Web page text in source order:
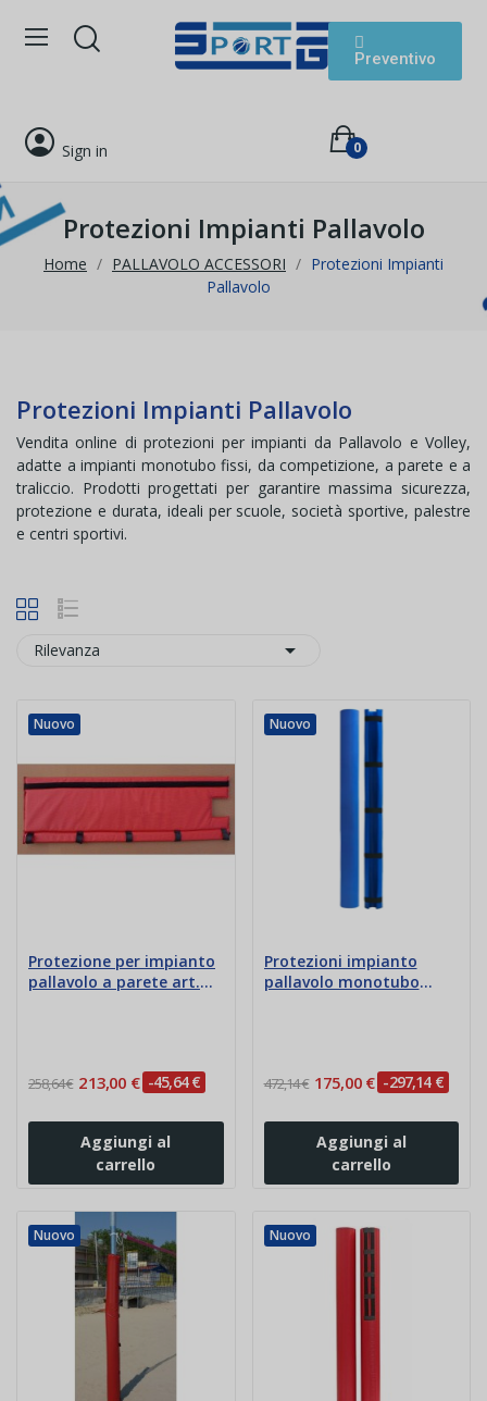
Preventivo
Sign in 0
Protezioni Impianti Pallavolo
Home PALLAVOLO ACCESSORI
Protezioni Impianti
Pallavolo
Protezioni Impianti Pallavolo
Vendita online di protezioni per impianti da Pallavolo e Volley,
adatte a impianti monotubo fissi, da competizione, a parete e a
traliccio. Prodotti progettati per garantire massima sicurezza,
protezione e durata, ideali per scuole, società sportive, palestre
e centri sportivi.
Rilevanza 
Nuovo
Protezione per impianto
pallavolo a parete art.
258,64 € 213,00 € -45,64 €
Aggiungi al
carrello
Nuovo
Protezioni impianto
pallavolo monotubo
472,14 € 175,00 € -297,14 €
Aggiungi al
carrello
Nuovo Nuovo